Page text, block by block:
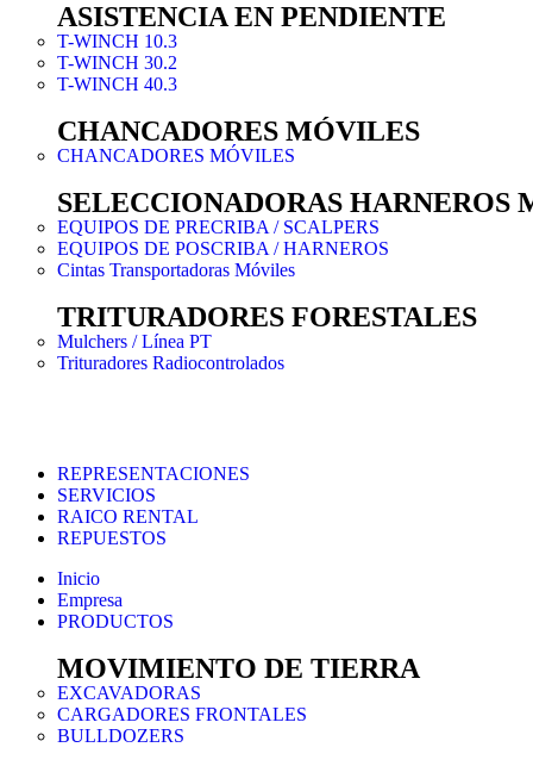
ASISTENCIA EN PENDIENTE
T-WINCH 10.3
T-WINCH 30.2
T-WINCH 40.3
CHANCADORES MÓVILES
CHANCADORES MÓVILES
SELECCIONADORAS HARNEROS
EQUIPOS DE PRECRIBA / SCALPERS
EQUIPOS DE POSCRIBA / HARNEROS
Cintas Transportadoras Móviles
TRITURADORES FORESTALES
Mulchers / Línea PT
Trituradores Radiocontrolados
REPRESENTACIONES
SERVICIOS
RAICO RENTAL
REPUESTOS
Inicio
Empresa
PRODUCTOS
MOVIMIENTO DE TIERRA
EXCAVADORAS
CARGADORES FRONTALES
BULLDOZERS